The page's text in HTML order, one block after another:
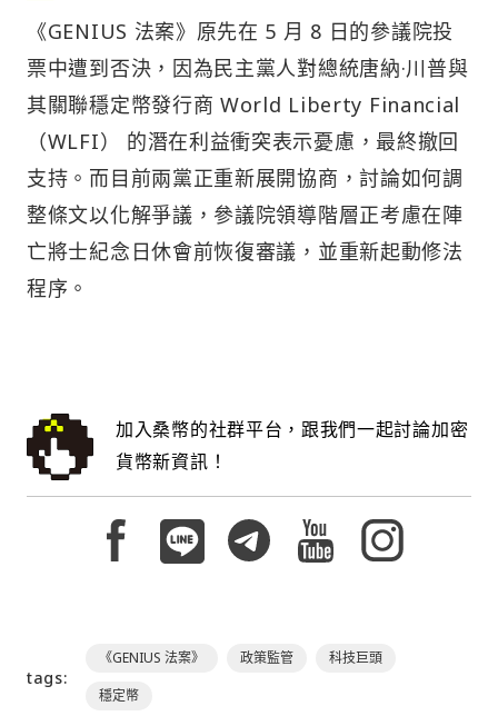
《GENIUS 法案》原先在 5 月 8 日的參議院投
票中遭到否決，因為民主黨人對總統唐納·川普與
其關聯穩定幣發行商 World Liberty Financial
（WLFI） 的潛在利益衝突表示憂慮，最終撤回
支持。而目前兩黨正重新展開協商，討論如何調
整條文以化解爭議，參議院領導階層正考慮在陣
亡將士紀念日休會前恢復審議，並重新起動修法
程序。
加入桑幣的社群平台，跟我們一起討論加密
貨幣新資訊！
tags:
《GENIUS 法案》 政策監管
科技巨頭
穩定幣